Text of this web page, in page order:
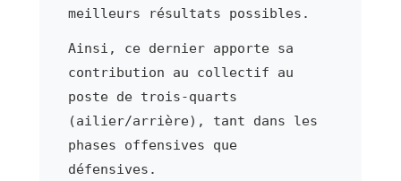
meilleurs résultats possibles.
Ainsi, ce dernier apporte sa
contribution au collectif au
poste de trois-quarts
(ailier/arrière), tant dans les
phases offensives que
défensives.